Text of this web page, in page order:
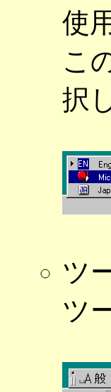
使
こ
択
ツ
ツ